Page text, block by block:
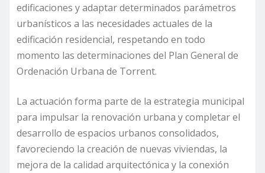
edificaciones y adaptar determinados parámetros
urbanísticos a las necesidades actuales de la
edificación residencial, respetando en todo
momento las determinaciones del Plan General de
Ordenación Urbana de Torrent.
La actuación forma parte de la estrategia municipal
para impulsar la renovación urbana y completar el
desarrollo de espacios urbanos consolidados,
favoreciendo la creación de nuevas viviendas, la
mejora de la calidad arquitectónica y la conexión